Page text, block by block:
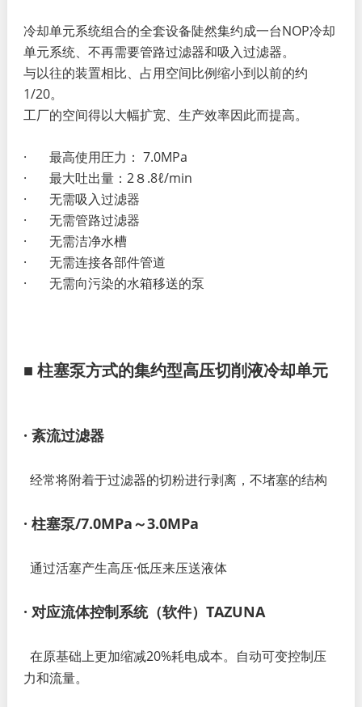
冷却单元系统组合的全套设备陡然集约成一台NOP冷却
单元系统、不再需要管路过滤器和吸入过滤器。
与以往的装置相比、占用空间比例缩小到以前的约
1/20。
工厂的空间得以大幅扩宽、生产效率因此而提高。
· 最高使用圧力： 7.0MPa
· 最大吐出量：2８.8ℓ/min
· 无需吸入过滤器
· 无需管路过滤器
· 无需洁净水槽
· 无需连接各部件管道
· 无需向污染的水箱移送的泵
■ 柱塞泵方式的集约型高压切削液冷却单元
· 紊流过滤器
经常将附着于过滤器的切粉进行剥离，不堵塞的结构
· 柱塞泵/7.0MPa～3.0MPa
通过活塞产生高压·低压来压送液体
· 对应流体控制系统（软件）TAZUNA
在原基础上更加缩减20%耗电成本。自动可变控制压
力和流量。